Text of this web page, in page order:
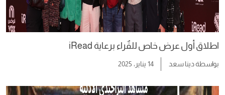
اطلاق أول عرض خاص للقٌراء برعاية iRead
بواسطةدينا سعد 14 يناير، 2025